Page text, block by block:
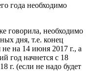
года необходимо
говорила, необходимо
дня, т.е. конец
не на 14 июня 2017 г., а
год начнется с 18
г. (если не надо будет